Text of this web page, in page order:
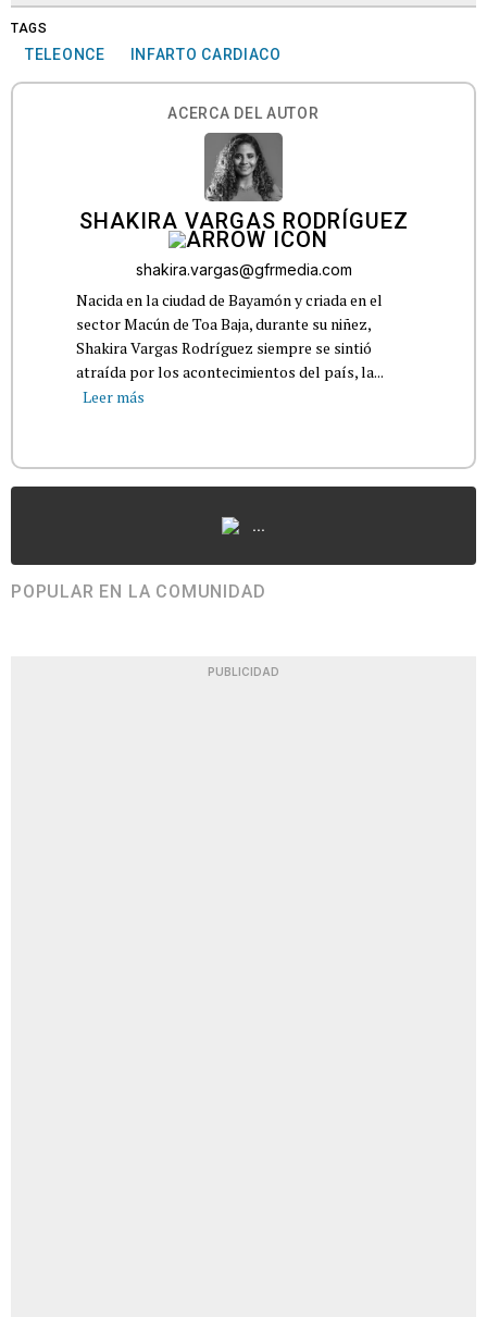
TAGS
TELEONCE INFARTO CARDIACO
ACERCA DEL AUTOR
SHAKIRA VARGAS RODRÍGUEZ
shakira.vargas@gfrmedia.com
Nacida en la ciudad de Bayamón y criada en el
sector Macún de Toa Baja, durante su niñez,
Shakira Vargas Rodríguez siempre se sintió
atraída por los acontecimientos del país, la...
Leer más
...
POPULAR EN LA COMUNIDAD
PUBLICIDAD